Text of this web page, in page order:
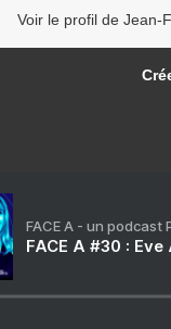
Voir le profil de Jean-
FACE A - un podcast
FACE A #30 :